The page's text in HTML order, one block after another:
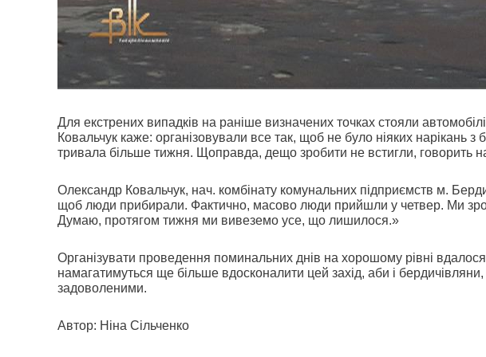
Для екстрених випадків на раніше визначених точках стояли
Ковальчук каже: організовували все так, щоб не було ніяких нарікань з
тривала більше тижня. Щоправда, дещо зробити не встигли, говорить
Олександр Ковальчук, нач. комбінату комунальних підприємств м.
щоб люди прибирали. Фактично, масово люди прийшли у четвер. Ми
Думаю, протягом тижня ми вивеземо усе, що лишилося.»
Організувати проведення поминальних днів на хорошому рівні
намагатимуться ще більше вдосконалити цей захід, аби і бердичівляни,
задоволеними.
Автор: Ніна Сільченко